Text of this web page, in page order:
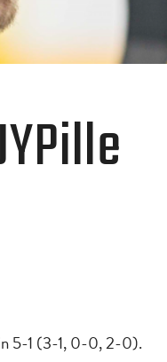
5-1 (3-1, 0-0, 2-0).